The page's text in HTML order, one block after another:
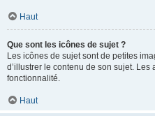
Haut
Que sont les icônes de sujet ?
Les icônes de sujet sont de petites
d’illustrer le contenu de son sujet.
fonctionnalité.
Haut